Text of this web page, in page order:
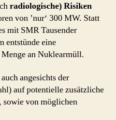
radiologische) Risiken
von ’nur‘ 300 MW. Statt
mit SMR Tausender
entstünde eine
an Nuklearmüll.
angesichts der
auf potentielle zusätzliche
sowie von möglichen